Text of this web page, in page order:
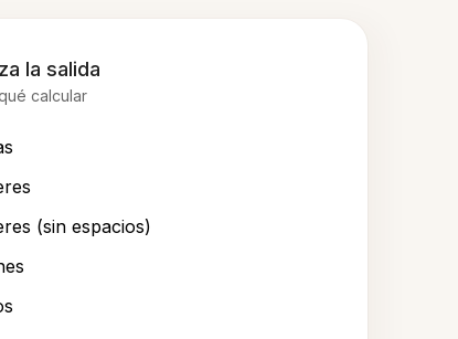
la salida
calcular
(sin espacios)